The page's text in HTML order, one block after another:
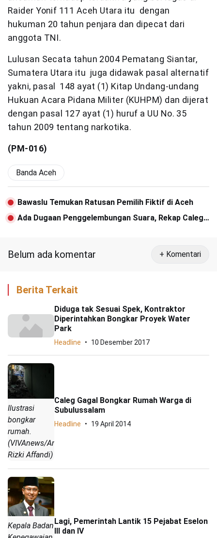
Raider Yonif 111 Aceh Utara itu dengan
hukuman 20 tahun penjara dan dipecat dari
anggota TNI.
Lulusan Secata tahun 2004 Pematang Siantar,
Sumatera Utara itu juga didawak pasal alternatif
yakni, pasal 148 ayat (1) Kitap Undang-undang
Hukuan Acara Pidana Militer (KUHPM) dan dijerat
dengan pasal 127 ayat (1) huruf a UU No. 35
tahun 2009 tentang narkotika.
(PM-016)
Banda Aceh
Bawaslu Temukan Ratusan Pemilih Fiktif di Aceh
Ada Dugaan Penggelembungan Suara, Rekap Caleg
Belum ada komentar + Komentari
Berita Terkait
Diduga tak Sesuai Spek, Kontraktor
Diperintahkan Bongkar Proyek Water
Park
Headline 10 Desember 2017
Ilustrasi
bongkar
rumah.
(VIVAnews/Anhar
Rizki Affandi)
Caleg Gagal Bongkar Rumah Warga di
Subulussalam
Headline 19 April 2014
Kepala Badan Lagi, Pemerintah Lantik 15 Pejabat Eselon
III dan IV